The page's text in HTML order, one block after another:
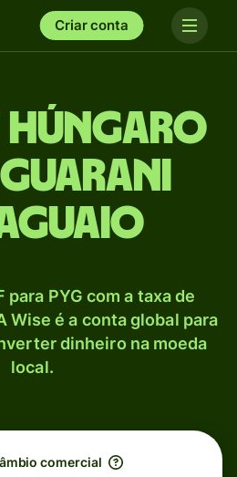
Criar conta
húngaro
para PYG com a taxa de
Wise é a conta global para
dinheiro na moeda
local.
comercial